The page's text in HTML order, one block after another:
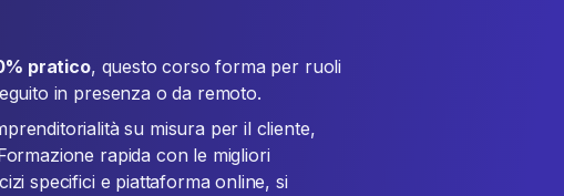
pratico, questo corso forma per ruoli
in presenza o da remoto.
su misura per il cliente,
rapida con le migliori
specifici e piattaforma online, si